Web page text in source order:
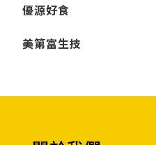
優源好食
美第富生技